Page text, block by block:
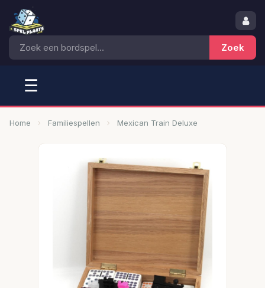
☰
Home Familiespellen Mexican Train Deluxe